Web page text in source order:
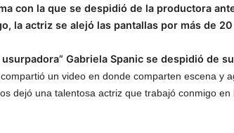
con la que se despidió de la productora
la actriz se alejó las pantallas por más de 20
usurpadora” Gabriela Spanic se despidió de
un video en donde comparten escena y
dejó una talentosa actriz que trabajó conmigo en